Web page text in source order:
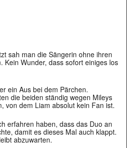
sah man die Sängerin ohne ihren
Kein Wunder, dass sofort einiges los
ein Aus bei dem Pärchen.
die beiden ständig wegen Mileys
von dem Liam absolut kein Fan ist.
erfahren haben, dass das Duo an
damit es dieses Mal auch klappt.
abzuwarten.